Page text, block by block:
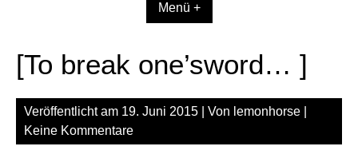
Menü +
[To break one’sword… ]
Veröffentlicht am 19. Juni 2015 | Von lemonhorse
Keine Kommentare